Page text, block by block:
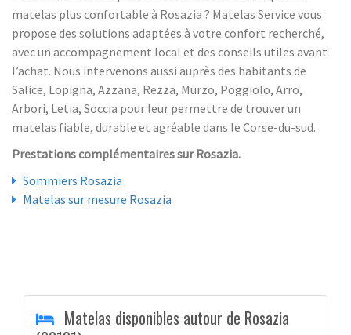
matelas plus confortable à Rosazia ? Matelas Service vous
propose des solutions adaptées à votre confort recherché,
avec un accompagnement local et des conseils utiles avant
l’achat. Nous intervenons aussi auprès des habitants de
Salice, Lopigna, Azzana, Rezza, Murzo, Poggiolo, Arro,
Arbori, Letia, Soccia pour leur permettre de trouver un
matelas fiable, durable et agréable dans le Corse-du-sud.
Prestations complémentaires sur Rosazia.
Sommiers Rosazia
Matelas sur mesure Rosazia
Matelas disponibles autour de Rosazia